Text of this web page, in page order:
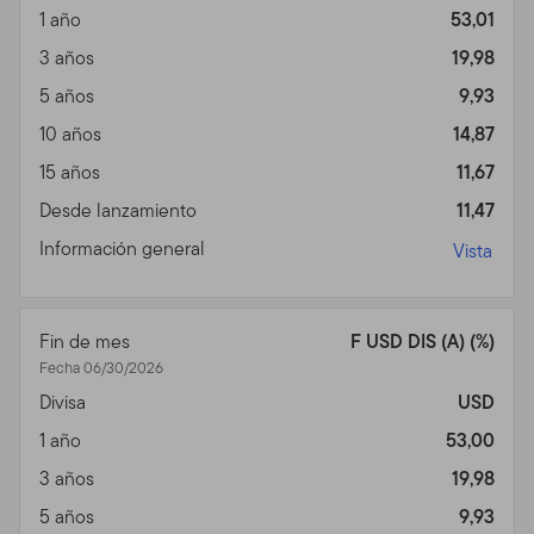
1 año
53,01
3 años
19,98
5 años
9,93
10 años
14,87
15 años
11,67
Desde lanzamiento
11,47
Información general
Vista
Fin de mes
Fecha 06/30/2026
F USD DIS (A) (%)
Divisa
USD
1 año
53,00
3 años
19,98
5 años
9,93
Privacidad, Transmisión de
Información Personal,
Comunicaciones No
Solicitadas y Monitoreo de
Uso
Privacidad para un sumario de la información personal
no pública que podemos acopiar y mantener de
inversores actuales y de ex inversores; nuestra política
con relación al uso de esa información; y las medidas
que tomamos para salvaguardarla.
Transmisión de Información Personal.
Su uso de este
Sitio puede implicar la trasmisión de información,